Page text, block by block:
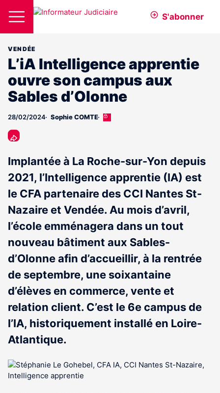
S'abonner
VENDÉE
L’iA Intelligence apprentie
ouvre son campus aux
Sables d’Olonne
28/02/2024 Sophie COMTE
Cet
abonnés
Implantée à La Roche-sur-Yon depuis
2021, l’Intelligence apprentie (IA) est
le CFA partenaire des CCI Nantes St-
Nazaire et Vendée. Au mois d’avril,
l’école emménagera dans un tout
nouveau bâtiment aux Sables-
d’Olonne afin d’accueillir, à la rentrée
de septembre, une soixantaine
d’élèves en commerce, vente et
relation client. C’est le 6e campus de
l’IA, historiquement installé en Loire-
Atlantique.